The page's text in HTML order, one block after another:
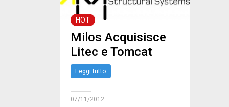
HOT
Milos Acquisisce
Litec e Tomcat
Leggi tutto
07/11/2012